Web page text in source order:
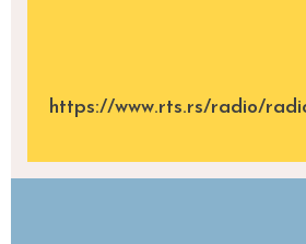
https://www.rts.rs/radio/